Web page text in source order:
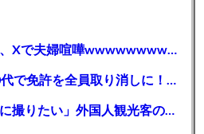
【悲報】論客米山隆一、Xで夫婦喧嘩wwwwwwwwwwww
【芸能】高橋真麻「80代で免許を全員取り消しに！」 高齢ドライバーの事故問題で、高齢者の運転免許取り消し法を提案
【🗻】「富士山きれいに撮りたい」外国人観光客のレンタカー事故が急増…「ハンドルが逆で慣れず」、道の狭さも